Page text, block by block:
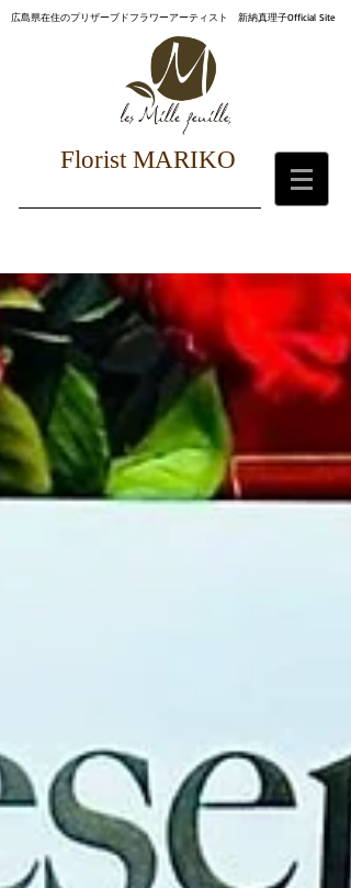
Florist MARIKO
広島県在住のプリザーブドフラワーアーティスト 新納真理子Official Site